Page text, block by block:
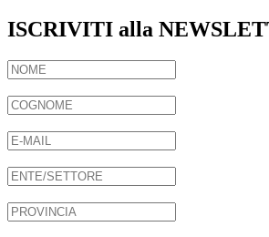
ISCRIVITI alla